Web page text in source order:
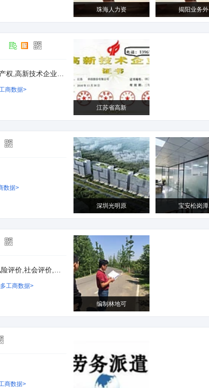
珠海人力资 揭阳业务外
,高新技术企业申报
商数据>
江苏省高新
数据>
深圳光明原 宝安松岗潭
务,市政公共类设施评估服务
工商数据>
编制林地可
商数据>